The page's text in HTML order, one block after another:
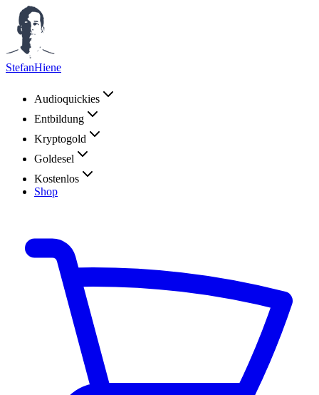
StefanHiene
Audioquickies
Entbildung
Kryptogold
Goldesel
Kostenlos
Shop